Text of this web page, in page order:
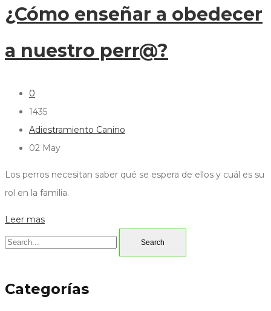
¿Cómo enseñar a obedecer
a nuestro perr@?
0
1435
Adiestramiento Canino
02 May
Los perros necesitan saber qué se espera de ellos y cuál es su
rol en la familia.
Leer mas
Categorías